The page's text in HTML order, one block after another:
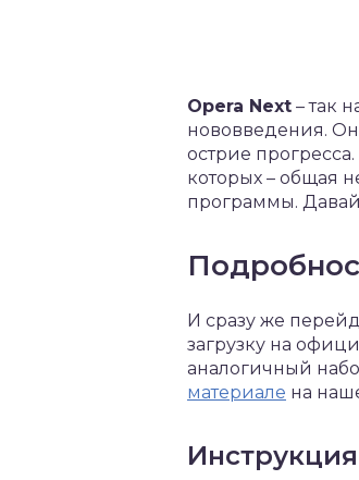
Opera Next – так
нововведения.
острие
которых – общая
программы.
И сразу же
загрузку на
аналогичный
материале на
Инструкция